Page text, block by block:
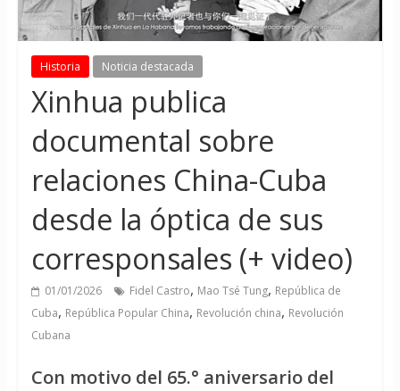
Historia Noticia destacada
Xinhua publica
documental sobre
relaciones China-Cuba
desde la óptica de sus
corresponsales (+ video)
01/01/2026 Fidel Castro, Mao Tsé Tung, República de
Cuba, República Popular China, Revolución china, Revolución
Cubana
Con motivo del 65.° aniversario del